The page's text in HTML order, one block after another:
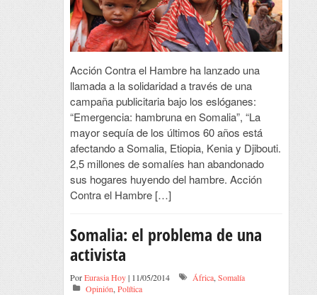
Acción Contra el Hambre ha lanzado una
llamada a la solidaridad a través de una
campaña publicitaria bajo los eslóganes:
“Emergencia: hambruna en Somalia”, “La
mayor sequía de los últimos 60 años está
afectando a Somalia, Etiopia, Kenia y Djibouti.
2,5 millones de somalíes han abandonado
sus hogares huyendo del hambre. Acción
Contra el Hambre […]
Somalia: el problema de una
activista
PorEurasia Hoy| 11/05/2014 África, Somalía
Opinión, Política